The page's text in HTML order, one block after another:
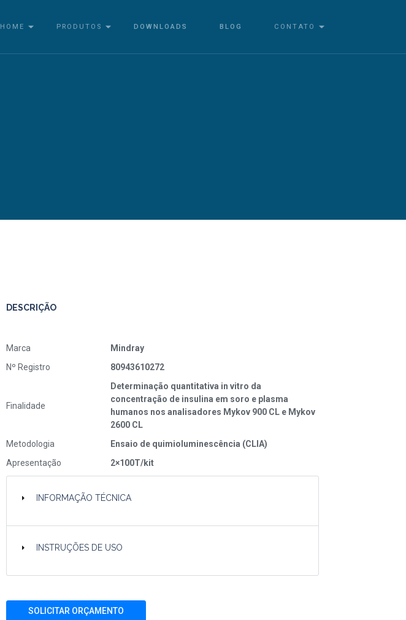
HOME PRODUTOS DOWNLOADS BLOG CONTATO
DESCRIÇÃO
Marca
Mindray
Nº Registro
80943610272
Finalidade
Determinação quantitativa in vitro da
concentração de insulina em soro e plasma
humanos nos analisadores Mykov 900 CL e Mykov
2600 CL
Metodologia
Ensaio de quimioluminescência (CLIA)
Apresentação
2×100T/kit
INFORMAÇÃO TÉCNICA
INSTRUÇÕES DE USO
SOLICITAR ORÇAMENTO